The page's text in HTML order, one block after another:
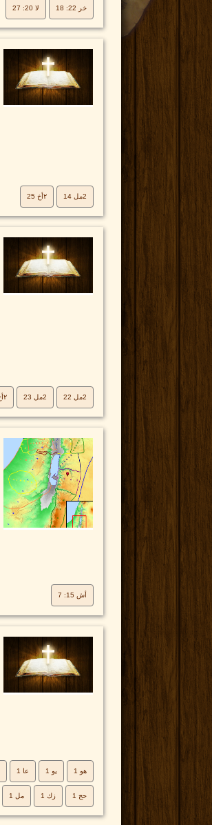
خر 22: 18 لا 20: 27
2مل 14 ٢أخ 25
2مل 22 2مل 23 ٢أخ 24
أش 15: 7
هو 1 يو 1 عا 1
حج 1 زك 1 مل 1